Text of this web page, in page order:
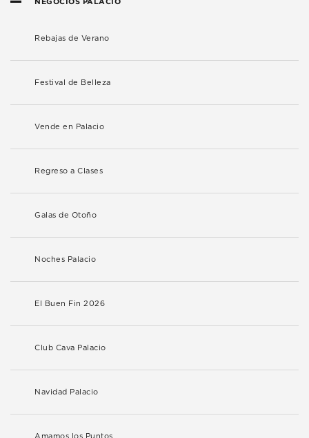
Rebajas de Verano
Festival de Belleza
Vende en Palacio
Regreso a Clases
Galas de Otoño
Noches Palacio
El Buen Fin 2026
Club Cava Palacio
Navidad Palacio
Amamos los Puntos